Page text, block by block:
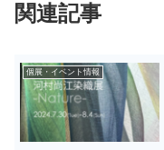
関連記事
個展・イベント情報